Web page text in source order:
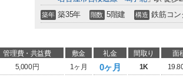
築年 築35年 階数 5階建 構造 鉄筋コン
管理費・共益費 敷金 礼金 間取り 面
5,000円 1ヶ月 0ヶ月 1K